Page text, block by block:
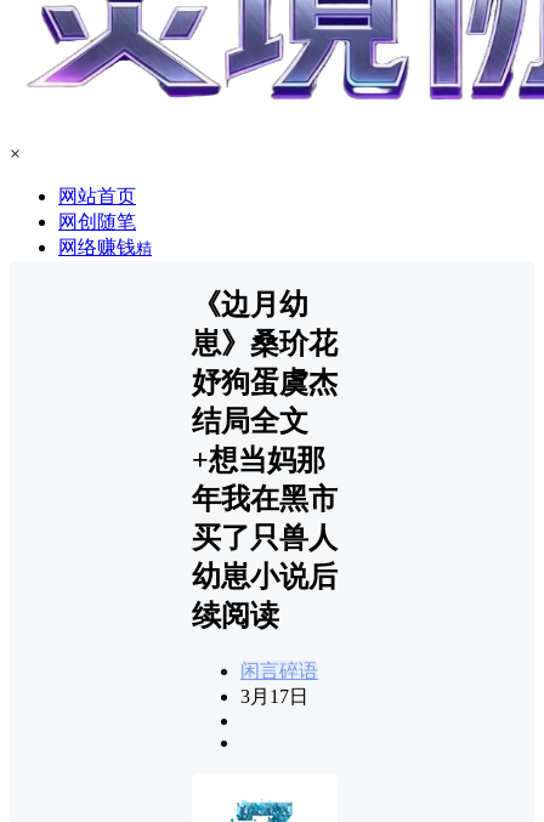
×
网站首页
网创随笔
网络赚钱精
《边月幼
崽》桑玠花
妤狗蛋虞杰
结局全文
+想当妈那
年我在黑市
买了只兽人
幼崽小说后
续阅读
闲言碎语
3月17日